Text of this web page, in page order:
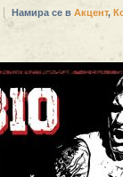
Намира се в Акцент,